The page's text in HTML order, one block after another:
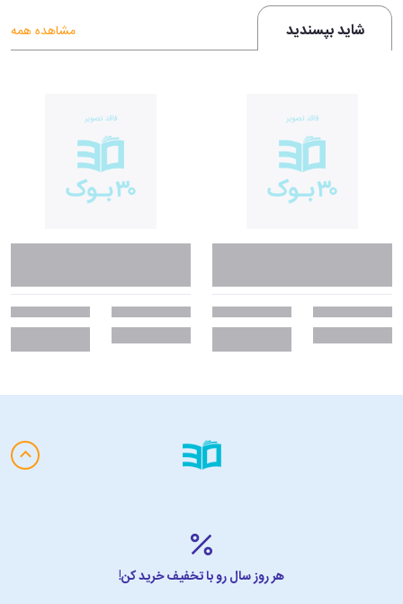
شاید بپسندید مشاهده همه
هر روز سال رو با تخفیف خرید کن!